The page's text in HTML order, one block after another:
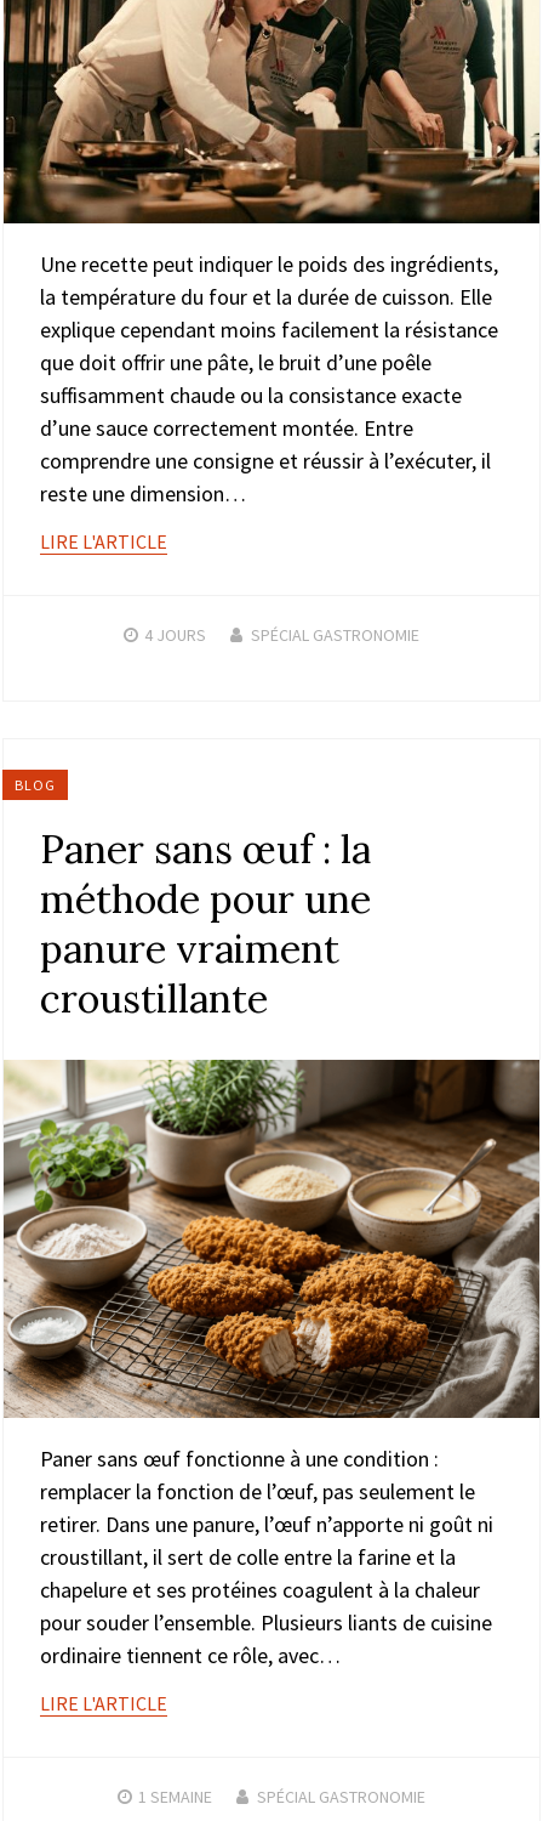
Une recette peut indiquer le poids des ingrédients,
la température du four et la durée de cuisson. Elle
explique cependant moins facilement la résistance
que doit offrir une pâte, le bruit d’une poêle
suffisamment chaude ou la consistance exacte
d’une sauce correctement montée. Entre
comprendre une consigne et réussir à l’exécuter, il
reste une dimension…
LIRE L'ARTICLE
4 JOURS SPÉCIAL GASTRONOMIE
BLOG
Paner sans œuf : la
méthode pour une
panure vraiment
croustillante
Paner sans œuf fonctionne à une condition :
remplacer la fonction de l’œuf, pas seulement le
retirer. Dans une panure, l’œuf n’apporte ni goût ni
croustillant, il sert de colle entre la farine et la
chapelure et ses protéines coagulent à la chaleur
pour souder l’ensemble. Plusieurs liants de cuisine
ordinaire tiennent ce rôle, avec…
LIRE L'ARTICLE
1 SEMAINE SPÉCIAL GASTRONOMIE